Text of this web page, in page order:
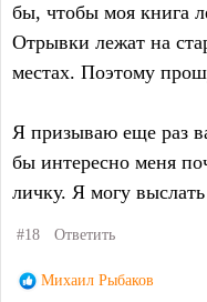
бы, чтобы моя книга
Отрывки лежат на
местах. Поэтому
Я призываю еще раз
бы интересно меня
личку. Я могу
#18 Ответить
Р
Михаил Рыбаков